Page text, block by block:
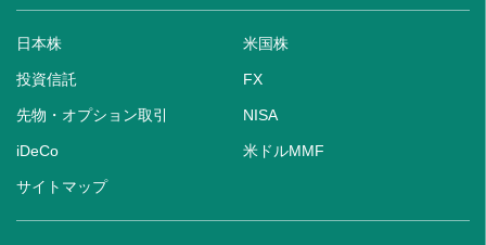
日本株 米国株
投資信託 FX
先物・オプション取引 NISA
iDeCo 米ドルMMF
サイトマップ